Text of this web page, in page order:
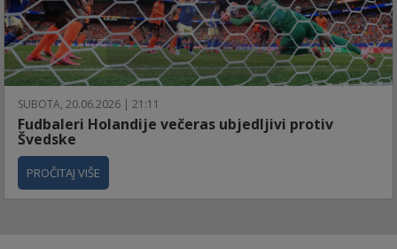
SUBOTA, 20.06.2026 | 21:11
Fudbaleri Holandije večeras ubjedljivi protiv
Švedske
PROČITAJ VIŠE